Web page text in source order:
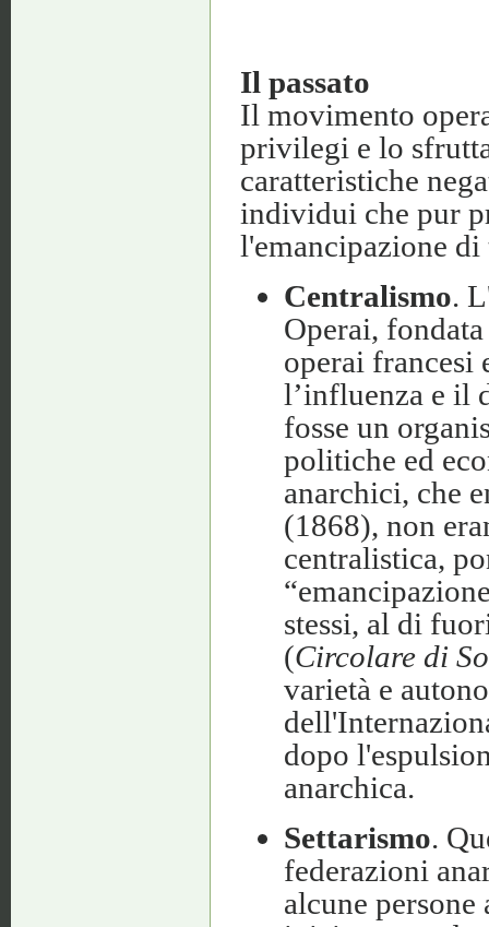
Il passato
Il movimento
privilegi e lo
caratteristiche
individui che pur
l'emancipazione
Centralismo.
Operai,
operai francesi
l’influenza e il
fosse un
politiche ed
anarchici, che
(1868), non
centralistica,
stessi, al di
(Circolare di
varietà e
dopo
anarchica.
Settarismo.
federazioni
alcune